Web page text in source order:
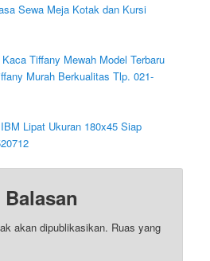
Sewa Meja Kotak dan Kursi
Tiffany Mewah Model Terbaru
Murah Berkualitas Tlp. 021-
Lipat Ukuran 180x45 Siap
akan dipublikasikan. Ruas yang